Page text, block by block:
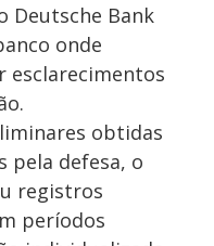
Deutsche Bank
onde
esclarecimentos
obtidas
pela defesa, o
registros
períodos